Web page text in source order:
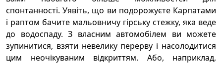
спонтанності. Уявіть, що ви подорожуєте Карпатами
і раптом бачите мальовничу гірську стежку, яка веде
до водоспаду. З власним автомобілем ви можете
зупинитися, взяти невелику перерву і насолодитися
цим неочікуваним відкриттям. Або, наприклад,